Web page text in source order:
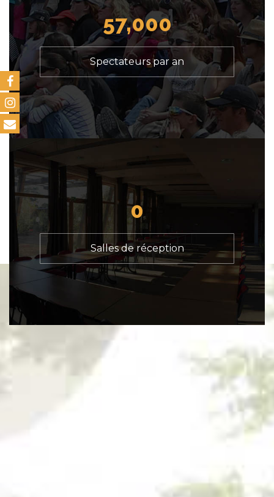
57,000
Spectateurs par an
0
Salles de réception